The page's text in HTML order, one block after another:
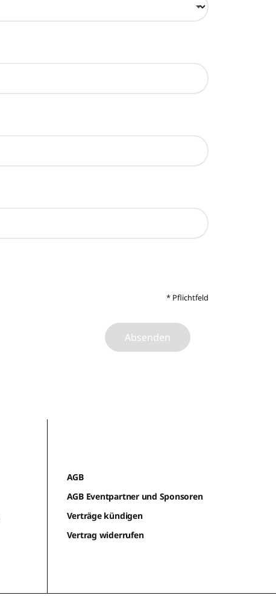
* Pflichtfeld
Absenden
AGB
AGB Eventpartner und Sponsoren
Verträge kündigen
Vertrag widerrufen